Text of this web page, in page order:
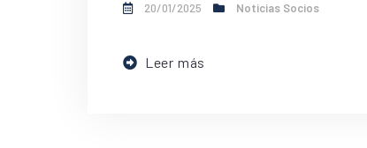
20/01/2025 Noticias Socios
Leer más